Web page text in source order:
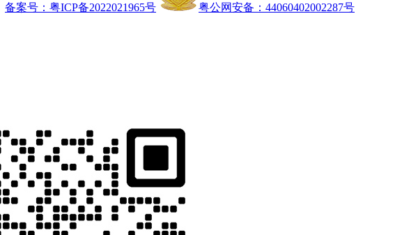
备案号：粤ICP备2022021965号 粤公网安备：44060402002287号